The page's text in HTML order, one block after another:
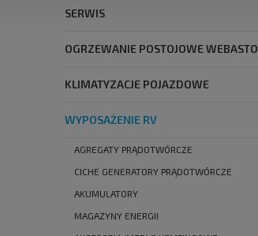
SERWIS
OGRZEWANIE POSTOJOWE WEBASTO
KLIMATYZACJE POJAZDOWE
WYPOSAŻENIE RV
AGREGATY PRĄDOTWÓRCZE
CICHE GENERATORY PRĄDOTWÓRCZE
AKUMULATORY
MAGAZYNY ENERGII